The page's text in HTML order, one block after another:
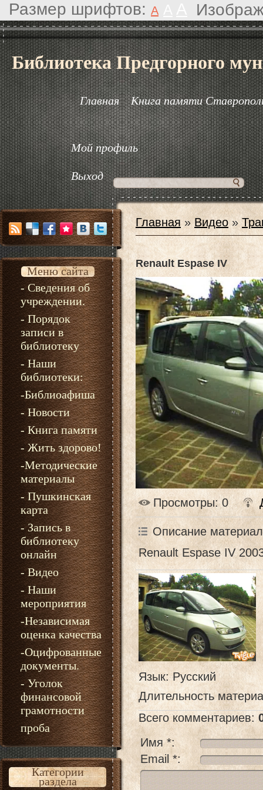
Размер шрифтов: A
Библиотека Предгорного
Главная Книга памяти
Мой профиль
Выход
Меню сайта
- Сведения об
учреждении.
- Порядок
записи в
библиотеку
- Наши
библиотеки:
-Библиоафиша
- Новости
- Книга памяти
- Жить здорово!
-Методические
материалы
- Пушкинская
карта
- Запись в
библиотеку
онлайн
- Видео
- Наши
мероприятия
-Независимая
оценка качества
-Оцифрованные
документы.
- Уголок
финансовой
грамотности
проба
Категории
раздела
Главная »Видео »
Renault Espase IV
Просмотры: 0
Описание
Renault Espase IV
Язык: Русский
Длительность
Всего комментариев:
Имя *:
Email *: